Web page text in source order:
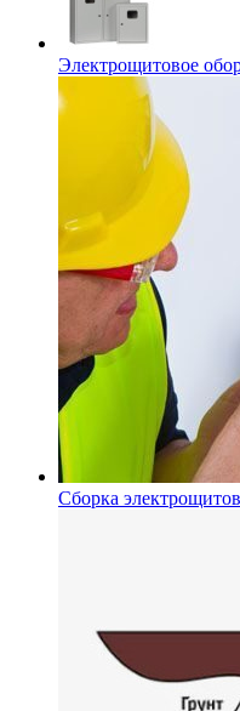
Электрощитовое
Сборка электрощитов